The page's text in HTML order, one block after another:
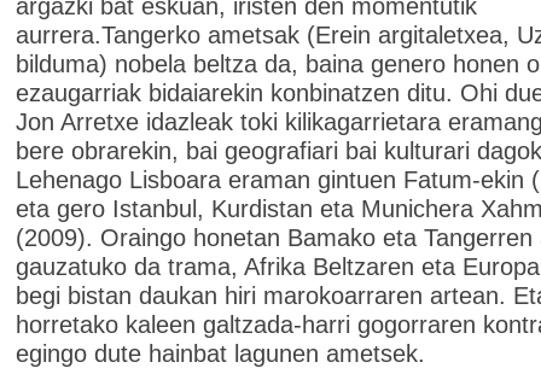
argazki bat eskuan, iristen den momentutik
aurrera.Tangerko ametsak (Erein argitaletxea,
bilduma) nobela beltza da, baina genero honen
ezaugarriak bidaiarekin konbinatzen ditu. Ohi
Jon Arretxe idazleak toki kilikagarrietara
bere obrarekin, bai geografiari bai kulturari
Lehenago Lisboara eraman gintuen Fatum-ekin
eta gero Istanbul, Kurdistan eta Munichera
(2009). Oraingo honetan Bamako eta Tangerren
gauzatuko da trama, Afrika Beltzaren eta
begi bistan daukan hiri marokoarraren artean.
horretako kaleen galtzada-harri gogorraren
egingo dute hainbat lagunen ametsek.